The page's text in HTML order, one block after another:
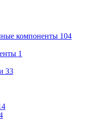
компоненты 104
1
33